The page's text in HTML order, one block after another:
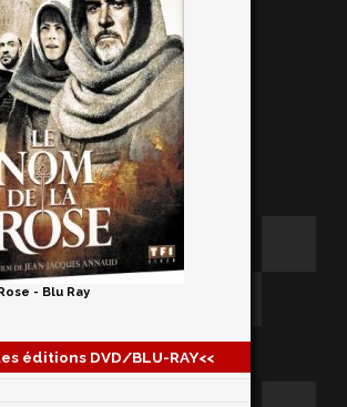
- Blu Ray
éditions DVD/BLU-RAY<<